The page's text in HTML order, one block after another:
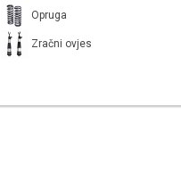
Opruga
Zračni ovjes